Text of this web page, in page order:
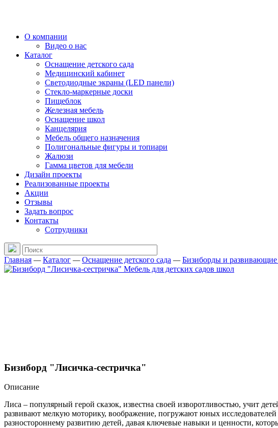
О компании
Видео о нас
Каталог
Оснащение детского сада
Медицинский кабинет
Светодиодные экраны (LED панели)
Стекло-маркерные доски
Пищеблок
Железная мебель
Оснащение школ
Канцелярия
Мебель общего назначения
Полигональные фигуры и топиари
Жалюзи
Гамма цветов для мебели
Дизайн проекты
Реализованные проекты
Акции
Отзывы
Задать вопрос
Контакты
Сотрудники
Главная —Каталог —Оснащение детского сада —Бизиборды и развивающие
Бизиборд "Лисичка-сестричка"
Описание
Лиса – популярный герой сказок, известна своей изворотливостью, учит
развивают мелкую моторику, воображение, погружают юных
разностороннему развитию детей, давая ключевые навыки и ценности,